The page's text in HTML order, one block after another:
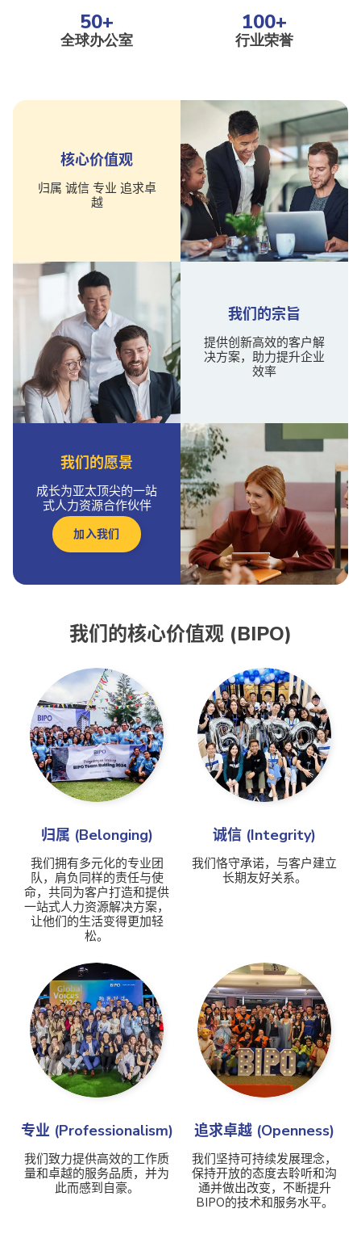
50+
全球办公室
100+
行业荣誉
核心价值观
归属 诚信 专业 追求卓
越
我们的宗旨
提供创新高效的客户解
决方案，助力提升企业
效率
我们的愿景
成长为亚太顶尖的一站
式人力资源合作伙伴
加入我们
我们的核心价值观 (BIPO)
归属 (Belonging)
我们拥有多元化的专业团
队，肩负同样的责任与使
命，共同为客户打造和提供
一站式人力资源解决方案，
让他们的生活变得更加轻
松。
诚信 (Integrity)
我们恪守承诺，与客户建立
长期友好关系。
专业 (Professionalism)
我们致力提供高效的工作质
量和卓越的服务品质，并为
此而感到自豪。
追求卓越 (Openness)
我们坚持可持续发展理念，
保持开放的态度去聆听和沟
通并做出改变，不断提升
BIPO的技术和服务水平。